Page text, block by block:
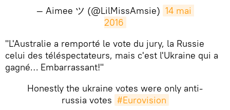
— Aimee ツ (@LilMissAmsie) 14 mai
2016
​"L'Australie a remporté le vote du jury, la Russie
celui des téléspectateurs, mais c'est l'Ukraine qui a
gagné… Embarrassant!"
Honestly the ukraine votes were only anti-
russia votes #Eurovision